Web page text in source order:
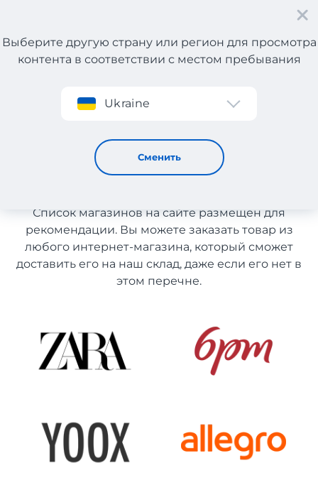
Регистрация
Выберите другую страну или регион для просмотра
контента в соответствии с местом пребывания
Ukraine
Сменить
Шины, диски с доставкой в Казахстан
Шины, диски с доставкой в
Казахстан
Список магазинов на сайте размещен для
рекомендации. Вы можете заказать товар из
любого интернет-магазина, который сможет
доставить его на наш склад, даже если его нет в
этом перечне.